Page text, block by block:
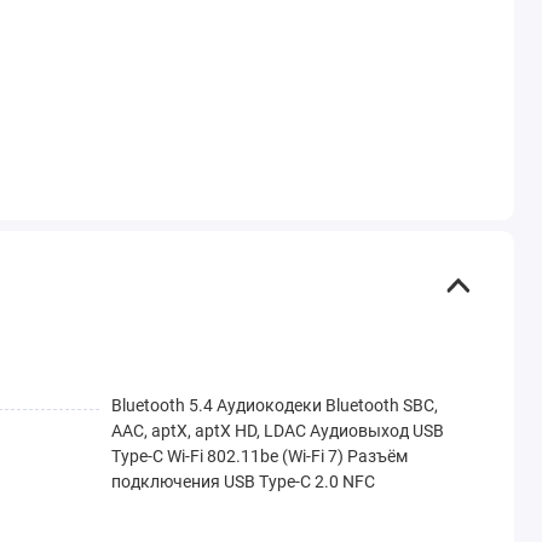
Bluetooth 5.4 Аудиокодеки Bluetooth SBC,
AAC, aptX, aptX HD, LDAC Аудиовыход USB
Type-C Wi-Fi 802.11be (Wi-Fi 7) Разъём
подключения USB Type-C 2.0 NFC